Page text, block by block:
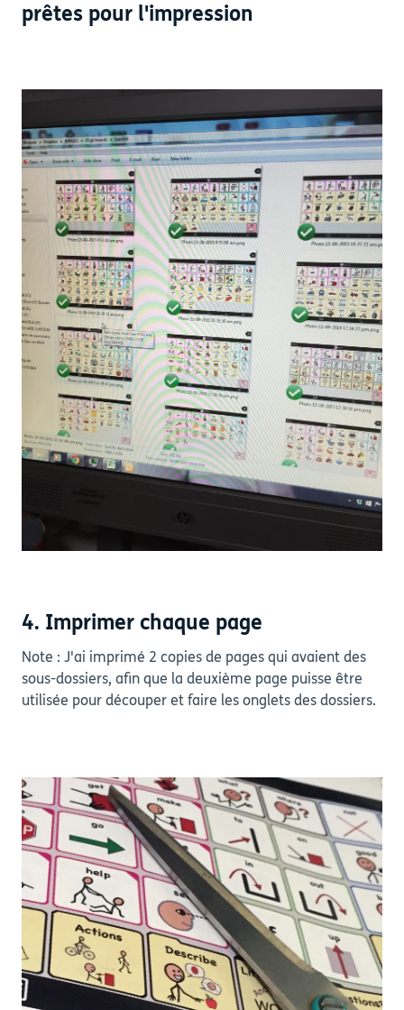
prêtes pour l'impression
4. Imprimer chaque page
Note : J'ai imprimé 2 copies de pages qui avaient des
sous-dossiers, afin que la deuxième page puisse être
utilisée pour découper et faire les onglets des dossiers.